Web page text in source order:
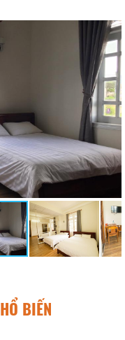
BIẾN